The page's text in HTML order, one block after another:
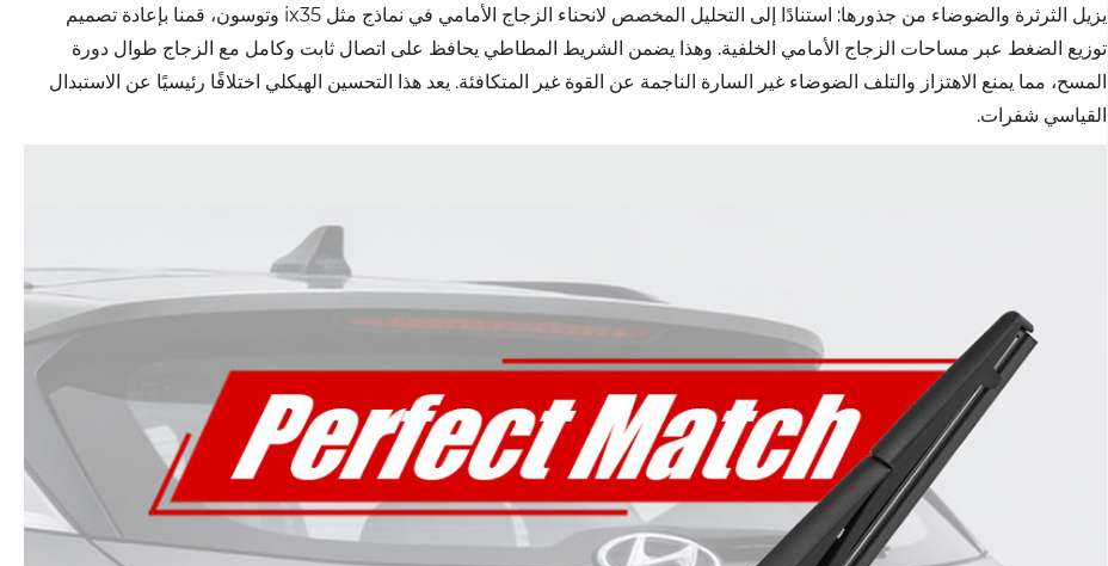
يزيل الثرثرة والضوضاء من جذورها: استنادًا إلى التحليل المخصص لانحناء الزجاج الأمامي في نماذج مثل ix35 وتوسون، قمنا بإعادة تصميم
توزيع الضغط عبر مساحات الزجاج الأمامي الخلفية. وهذا يضمن الشريط المطاطي يحافظ على اتصال ثابت وكامل مع الزجاج طوال دورة
المسح، مما يمنع الاهتزاز والتلف الضوضاء غير السارة الناجمة عن القوة غير المتكافئة. يعد هذا التحسين الهيكلي اختلافًا رئيسيًا عن الاستبدال
القياسي شفرات.